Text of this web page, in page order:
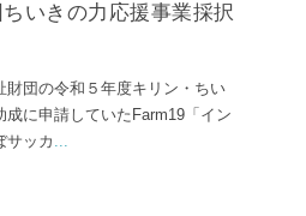
いきの力応援事業採択
財団の令和５年度キリン・ちい
成に申請していたFarm19「イン
サッカ ...